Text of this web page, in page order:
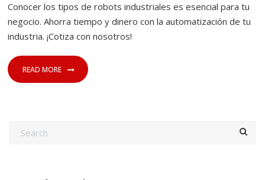
Conocer los tipos de robots industriales es esencial para tu
negocio. Ahorra tiempo y dinero con la automatización de tu
industria. ¡Cotiza con nosotros!
READ MORE